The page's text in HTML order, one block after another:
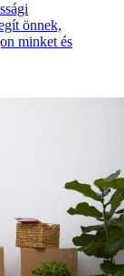
önnek,
minket és